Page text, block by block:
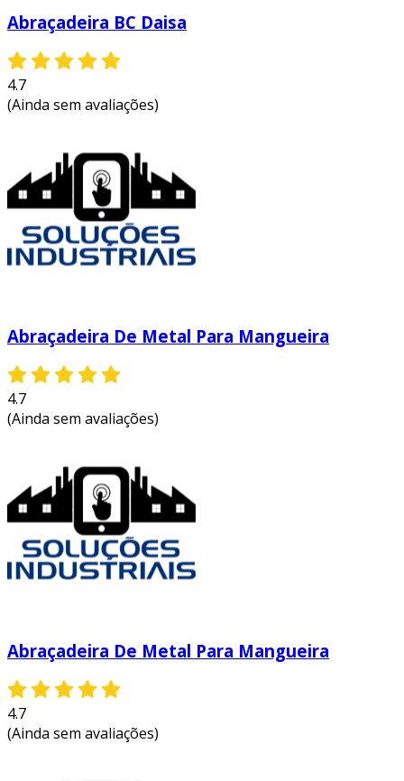
Abraçadeira BC Daisa
4.7
(Ainda sem avaliações)
Abraçadeira De Metal Para Mangueira
4.7
(Ainda sem avaliações)
Abraçadeira De Metal Para Mangueira
4.7
(Ainda sem avaliações)